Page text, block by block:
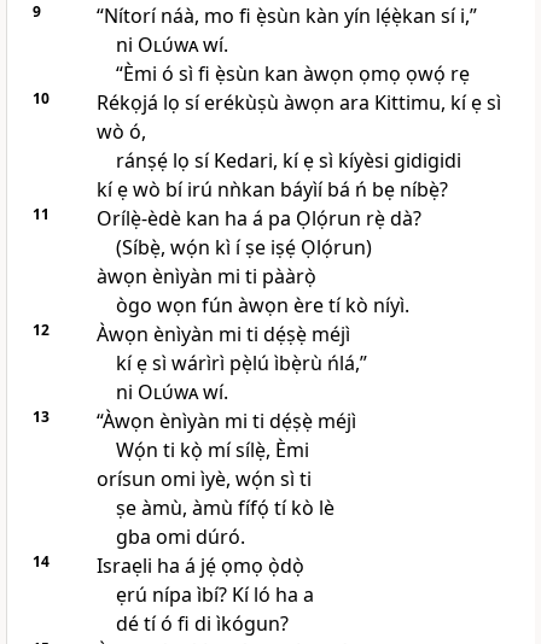
9
“Nítorí náà, mo fi ẹ̀sùn kàn yín lẹ́ẹ̀kan sí i,”
ni Olúwawí.
“Èmi ó sì fi ẹ̀sùn kan àwọn ọmọ ọwọ́ rẹ
10
Rékọjá lọ sí erékùṣù àwọn ara Kittimu, kí ẹ sì
wò ó,
ránṣẹ́ lọ sí Kedari, kí ẹ sì kíyèsi gidigidi
kí ẹ wò bí irú nǹkan báyìí bá ń bẹ níbẹ̀?
11
Orílẹ̀-èdè kan ha á pa Ọlọ́run rẹ̀ dà?
(Síbẹ̀, wọ́n kì í ṣe iṣẹ́ Ọlọ́run)
àwọn ènìyàn mi ti pààrọ̀
ògo wọn fún àwọn ère tí kò níyì.
12
Àwọn ènìyàn mi ti dẹ́ṣẹ̀ méjì
kí ẹ sì wárìrì pẹ̀lú ìbẹ̀rù ńlá,”
ni Olúwawí.
13
“Àwọn ènìyàn mi ti dẹ́ṣẹ̀ méjì
Wọ́n ti kọ̀ mí sílẹ̀, Èmi
orísun omi ìyè, wọ́n sì ti
ṣe àmù, àmù fífọ́ tí kò lè
gba omi dúró.
14
Israẹli ha á jẹ́ ọmọ ọ̀dọ̀
ẹrú nípa ìbí? Kí ló ha a
dé tí ó fi di ìkógun?